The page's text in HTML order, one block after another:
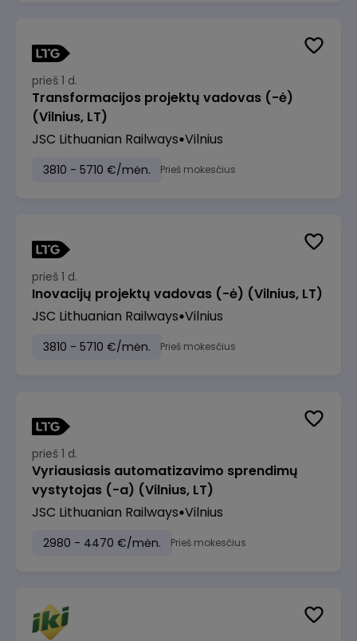
prieš 1 d.
Transformacijos projektų vadovas (-ė)
(Vilnius, LT)
JSC Lithuanian Railways Vilnius
3810 - 5710 €/mėn. Prieš mokesčius
prieš 1 d.
Inovacijų projektų vadovas (-ė) (Vilnius, LT)
JSC Lithuanian Railways Vilnius
3810 - 5710 €/mėn. Prieš mokesčius
prieš 1 d.
Vyriausiasis automatizavimo sprendimų
vystytojas (-a) (Vilnius, LT)
JSC Lithuanian Railways Vilnius
2980 - 4470 €/mėn. Prieš mokesčius